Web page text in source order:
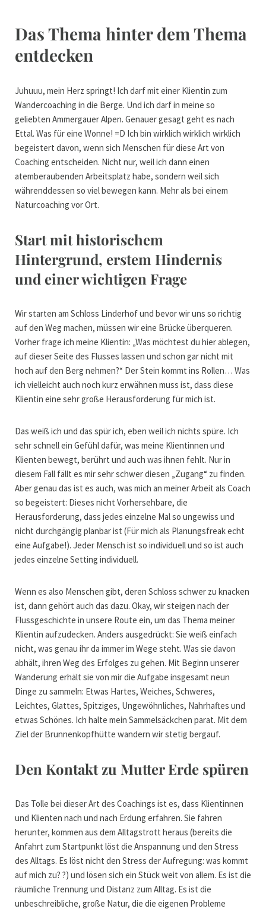
Das Thema hinter dem Thema
entdecken
Juhuuu, mein Herz springt! Ich darf mit einer Klientin zum
Wandercoaching in die Berge. Und ich darf in meine so
geliebten Ammergauer Alpen. Genauer gesagt geht es nach
Ettal. Was für eine Wonne! =D Ich bin wirklich wirklich wirklich
begeistert davon, wenn sich Menschen für diese Art von
Coaching entscheiden. Nicht nur, weil ich dann einen
atemberaubenden Arbeitsplatz habe, sondern weil sich
währenddessen so viel bewegen kann. Mehr als bei einem
Naturcoaching vor Ort.
Start mit historischem
Hintergrund, erstem Hindernis
und einer wichtigen Frage
Wir starten am Schloss Linderhof und bevor wir uns so richtig
auf den Weg machen, müssen wir eine Brücke überqueren.
Vorher frage ich meine Klientin: „Was möchtest du hier ablegen,
auf dieser Seite des Flusses lassen und schon gar nicht mit
hoch auf den Berg nehmen?“ Der Stein kommt ins Rollen… Was
ich vielleicht auch noch kurz erwähnen muss ist, dass diese
Klientin eine sehr große Herausforderung für mich ist.
Das weiß ich und das spür ich, eben weil ich nichts spüre. Ich
sehr schnell ein Gefühl dafür, was meine Klientinnen und
Klienten bewegt, berührt und auch was ihnen fehlt. Nur in
diesem Fall fällt es mir sehr schwer diesen „Zugang“ zu finden.
Aber genau das ist es auch, was mich an meiner Arbeit als Coach
so begeistert: Dieses nicht Vorhersehbare, die
Herausforderung, dass jedes einzelne Mal so ungewiss und
nicht durchgängig planbar ist (Für mich als Planungsfreak echt
eine Aufgabe!). Jeder Mensch ist so individuell und so ist auch
jedes einzelne Setting individuell.
Wenn es also Menschen gibt, deren Schloss schwer zu knacken
ist, dann gehört auch das dazu. Okay, wir steigen nach der
Flussgeschichte in unsere Route ein, um das Thema meiner
Klientin aufzudecken. Anders ausgedrückt: Sie weiß einfach
nicht, was genau ihr da immer im Wege steht. Was sie davon
abhält, ihren Weg des Erfolges zu gehen. Mit Beginn unserer
Wanderung erhält sie von mir die Aufgabe insgesamt neun
Dinge zu sammeln: Etwas Hartes, Weiches, Schweres,
Leichtes, Glattes, Spitziges, Ungewöhnliches, Nahrhaftes und
etwas Schönes. Ich halte mein Sammelsäckchen parat. Mit dem
Ziel der Brunnenkopfhütte wandern wir stetig bergauf.
Den Kontakt zu Mutter Erde spüren
Das Tolle bei dieser Art des Coachings ist es, dass Klientinnen
und Klienten nach und nach Erdung erfahren. Sie fahren
herunter, kommen aus dem Alltagstrott heraus (bereits die
Anfahrt zum Startpunkt löst die Anspannung und den Stress
des Alltags. Es löst nicht den Stress der Aufregung: was kommt
auf mich zu? ?) und lösen sich ein Stück weit von allem. Es ist die
räumliche Trennung und Distanz zum Alltag. Es ist die
unbeschreibliche, große Natur, die die eigenen Probleme